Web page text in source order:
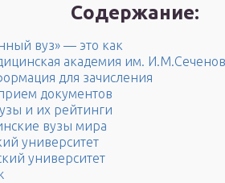
Содержание:
вуз» — это как
академия им.
для зачисления
документов
и их рейтинги
вузы мира
университет
университет